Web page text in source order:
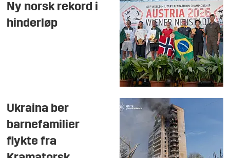
Ny norsk rekord i
hinderløp
Ukraina ber
barnefamilier
flykte fra